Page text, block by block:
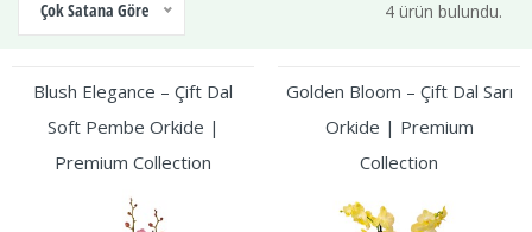
Çok Satana Göre 4 ürün bulundu.
Blush Elegance – Çift Dal
Soft Pembe Orkide |
Premium Collection
Golden Bloom – Çift Dal Sarı
Orkide | Premium
Collection